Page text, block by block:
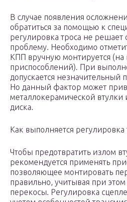
В случае появления
обратиться за помощью к
регулировка троса не
проблему. Необходимо
КПП вручную монтируется (на
приспособлений). При
допускается незначительный
Но данный фактор может
металлокерамической втулки
диска.
Как выполняется регулировка
Чтобы предотвратить излом
рекомендуется применять
позволяющее монтировать
правильно, учитывая при
перекосы. Регулировка